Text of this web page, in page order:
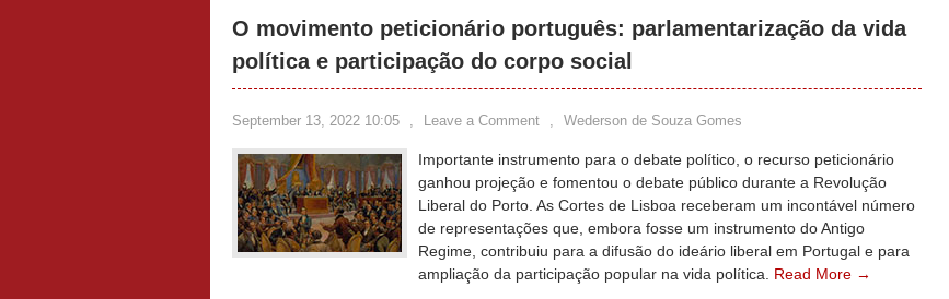
O movimento peticionário português: parlamentarização da vida
política e participação do corpo social
September 13, 2022 10:05 , Leave a Comment , Wederson de Souza Gomes
Importante instrumento para o debate político, o recurso peticionário
ganhou projeção e fomentou o debate público durante a Revolução
Liberal do Porto. As Cortes de Lisboa receberam um incontável número
de representações que, embora fosse um instrumento do Antigo
Regime, contribuiu para a difusão do ideário liberal em Portugal e para
ampliação da participação popular na vida política. Read More →